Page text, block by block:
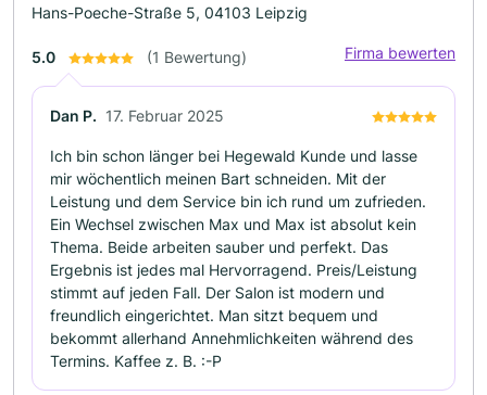
Hans-Poeche-Straße 5, 04103 Leipzig
5.0 (1 Bewertung) Firma bewerten
Dan P. 17. Februar 2025
Ich bin schon länger bei Hegewald Kunde und lasse
mir wöchentlich meinen Bart schneiden. Mit der
Leistung und dem Service bin ich rund um zufrieden.
Ein Wechsel zwischen Max und Max ist absolut kein
Thema. Beide arbeiten sauber und perfekt. Das
Ergebnis ist jedes mal Hervorragend. Preis/Leistung
stimmt auf jeden Fall. Der Salon ist modern und
freundlich eingerichtet. Man sitzt bequem und
bekommt allerhand Annehmlichkeiten während des
Termins. Kaffee z. B. :-P